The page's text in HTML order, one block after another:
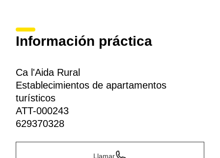
Información práctica
Ca l'Aida Rural
Establecimientos de apartamentos
turísticos
ATT-000243
629370328
Llamar